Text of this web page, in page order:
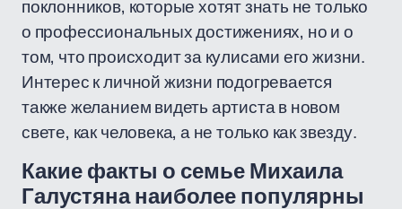
поклонников, которые хотят знать не только
о профессиональных достижениях, но и о
том, что происходит за кулисами его жизни.
Интерес к личной жизни подогревается
также желанием видеть артиста в новом
свете, как человека, а не только как звезду.
Какие факты о семье Михаила
Галустяна наиболее популярны